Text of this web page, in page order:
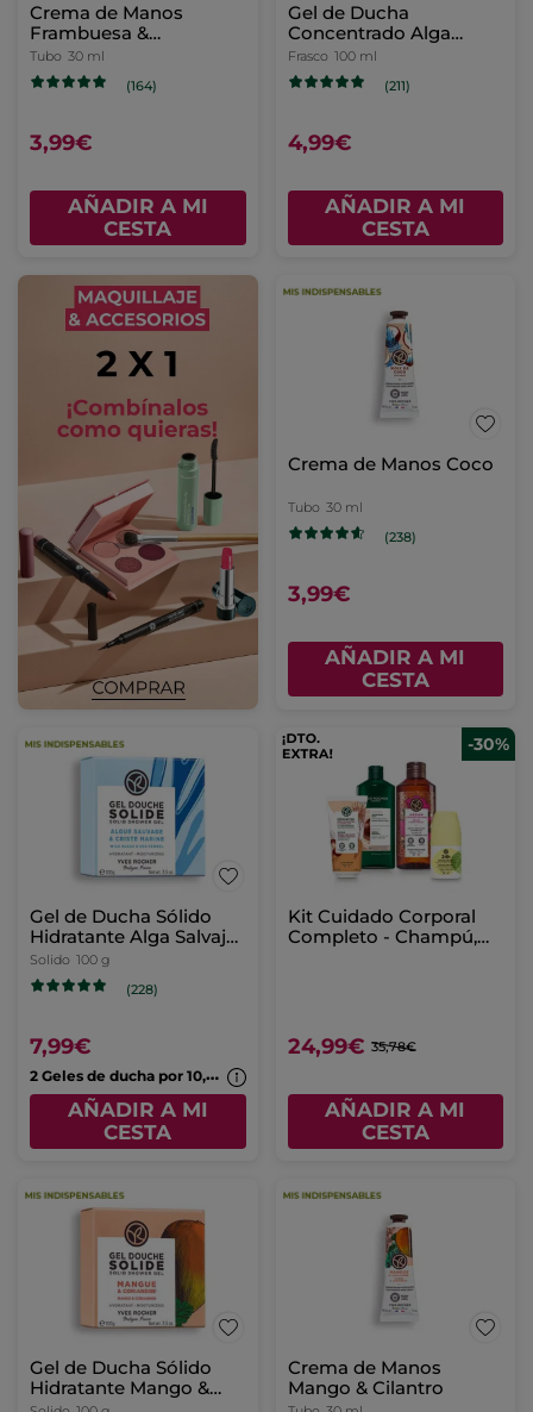
Crema de Manos
Frambuesa &
Hierbabuena
Tubo 30 ml
(164)
3,99€
AÑADIR A MI
CESTA
Gel de Ducha
Concentrado Alga
Salvaje & Hinojo Marino
Frasco 100 ml
(211)
4,99€
AÑADIR A MI
CESTA
Crema de Manos Coco
Tubo 30 ml
(238)
3,99€
AÑADIR A MI
CESTA
Gel de Ducha Sólido
Hidratante Alga Salvaje
& Hinojo Marino
Solido 100 g
(228)
7,99€
2
Geles de ducha por 10,99€
AÑADIR A MI
CESTA
-30%
Kit Cuidado Corporal
Completo - Champú,
24,99€ 35,78€
AÑADIR A MI
CESTA
Gel de Ducha Sólido
Hidratante Mango &